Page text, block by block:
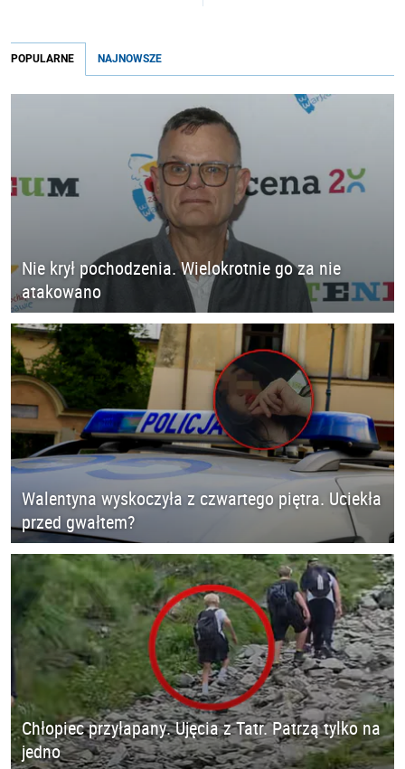
POPULARNE NAJNOWSZE
Nie krył pochodzenia. Wielokrotnie go za nie
atakowano
Walentyna wyskoczyła z czwartego piętra. Uciekła
przed gwałtem?
Chłopiec przyłapany. Ujęcia z Tatr. Patrzą tylko na
jedno